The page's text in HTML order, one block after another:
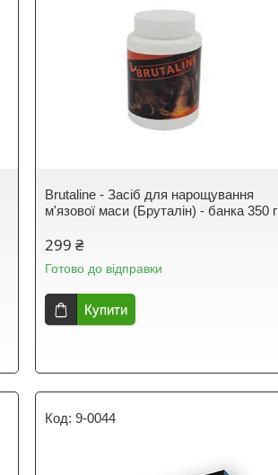
Brutaline - Засіб для нарощування
м'язової маси (Бруталін) - банка 350 г
299 ₴
Готово до відправки
Купити
9-0044